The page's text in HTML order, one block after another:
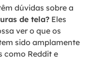
dúvidas sobre a
de tela?Eles
ver o que os
sido amplamente
como Reddit e